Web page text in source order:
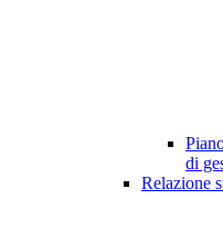
di
Relazione